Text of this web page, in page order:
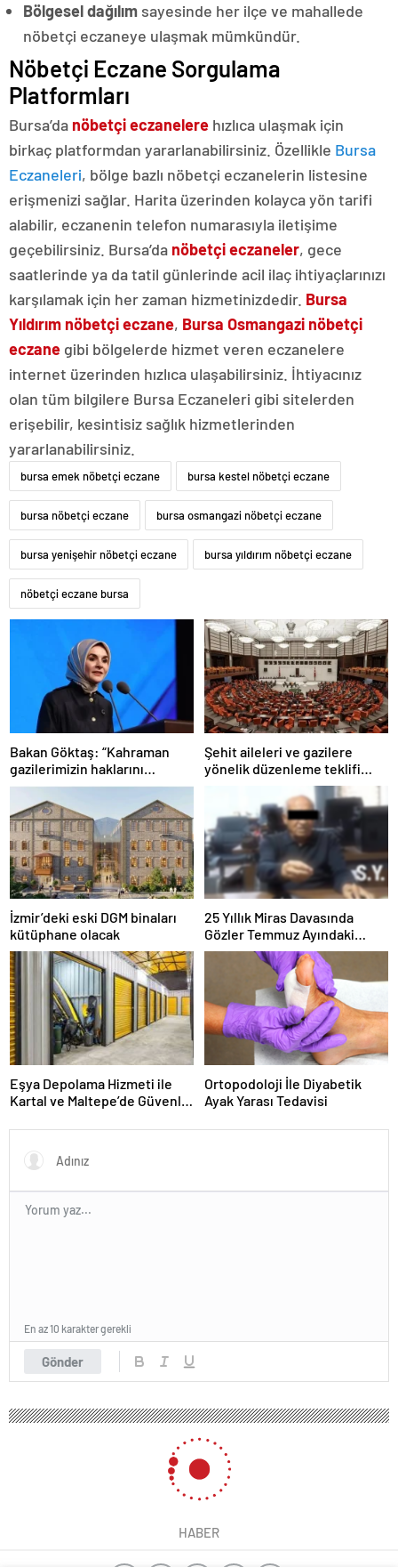
Bölgesel dağılım sayesinde her ilçe ve mahallede
nöbetçi eczaneye ulaşmak mümkündür.
Nöbetçi Eczane Sorgulama
Platformları
Bursa’da nöbetçi eczanelere hızlıca ulaşmak için
birkaç platformdan yararlanabilirsiniz. Özellikle Bursa
Eczaneleri, bölge bazlı nöbetçi eczanelerin listesine
erişmenizi sağlar. Harita üzerinden kolayca yön tarifi
alabilir, eczanenin telefon numarasıyla iletişime
geçebilirsiniz. Bursa’da nöbetçi eczaneler, gece
saatlerinde ya da tatil günlerinde acil ilaç ihtiyaçlarınızı
karşılamak için her zaman hizmetinizdedir. Bursa
Yıldırım nöbetçi eczane, Bursa Osmangazi nöbetçi
eczane gibi bölgelerde hizmet veren eczanelere
internet üzerinden hızlıca ulaşabilirsiniz. İhtiyacınız
olan tüm bilgilere Bursa Eczaneleri gibi sitelerden
erişebilir, kesintisiz sağlık hizmetlerinden
yararlanabilirsiniz.
bursa emek nöbetçi eczane bursa kestel nöbetçi eczane
bursa nöbetçi eczane bursa osmangazi nöbetçi eczane
bursa yenişehir nöbetçi eczane bursa yıldırım nöbetçi eczane
nöbetçi eczane bursa
Bakan Göktaş: “Kahraman
gazilerimizin haklarını
güçlendiren yeni bir dönemin
kapılarını aralıyoruz”
Şehit aileleri ve gazilere
yönelik düzenleme teklifi
Meclis’te kabul edildi
İzmir’deki eski DGM binaları
kütüphane olacak
25 Yıllık Miras Davasında
Gözler Temmuz Ayındaki
Karar Duruşmasına Çevrildi
Eşya Depolama Hizmeti ile
Kartal ve Maltepe’de Güvenli
Ortopodoloji İle Diyabetik
Ayak Yarası Tedavisi
Gönder
En az 10 karakter gerekli
HABER